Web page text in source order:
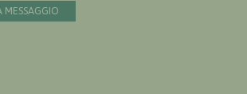
MESSAGGIO